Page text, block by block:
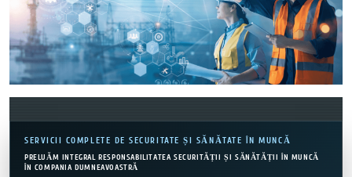
SERVICII COMPLETE DE SECURITATE ȘI SĂNĂTATE ÎN MUNCĂ
PRELUĂM INTEGRAL RESPONSABILITATEA SECURITĂȚII ȘI SĂNĂTĂȚII ÎN MUNCĂ
ÎN COMPANIA DUMNEAVOASTRĂ